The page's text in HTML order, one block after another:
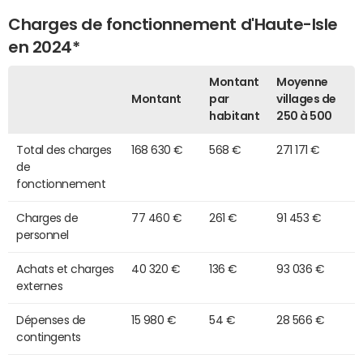
Charges de fonctionnement d'Haute-Isle
en 2024*
Montant
Montant
par
habitant
Moyenne
villages de
250 à 500
Total des charges
de
fonctionnement
168 630 € 568 € 271 171 €
Charges de
personnel
77 460 € 261 € 91 453 €
Achats et charges
externes
40 320 € 136 € 93 036 €
Dépenses de
contingents
15 980 € 54 € 28 566 €